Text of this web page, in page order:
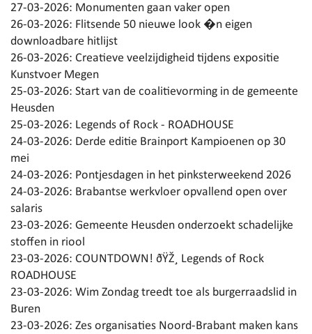
27-03-2026: Monumenten gaan vaker open
26-03-2026: Flitsende 50 nieuwe look �n eigen
downloadbare hitlijst
26-03-2026: Creatieve veelzijdigheid tijdens expositie
Kunstvoer Megen
25-03-2026: Start van de coalitievorming in de gemeente
Heusden
25-03-2026: Legends of Rock - ROADHOUSE
24-03-2026: Derde editie Brainport Kampioenen op 30
mei
24-03-2026: Pontjesdagen in het pinksterweekend 2026
24-03-2026: Brabantse werkvloer opvallend open over
salaris
23-03-2026: Gemeente Heusden onderzoekt schadelijke
stoffen in riool
23-03-2026: COUNTDOWN! ðŸŽ¸ Legends of Rock
ROADHOUSE
23-03-2026: Wim Zondag treedt toe als burgerraadslid in
Buren
23-03-2026: Zes organisaties Noord-Brabant maken kans